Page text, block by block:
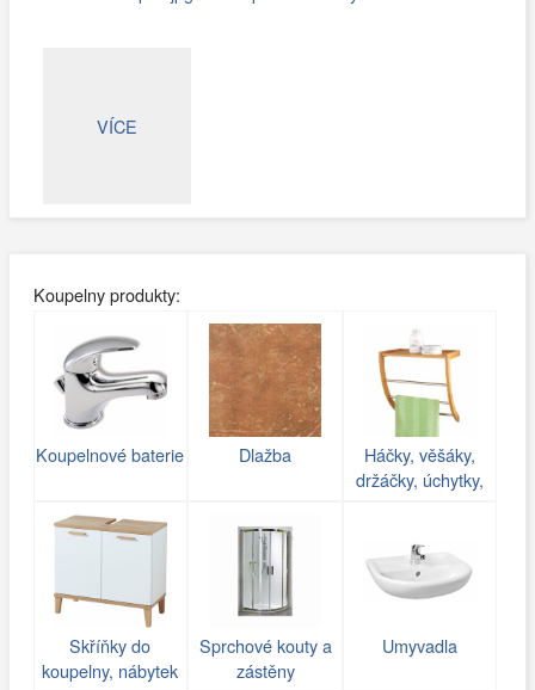
VÍCE
Koupelny produkty:
Koupelnové baterie Dlažba
Háčky, věšáky,
držáčky, úchytky,
Skříňky do
koupelny, nábytek
Sprchové kouty a
zástěny
Umyvadla